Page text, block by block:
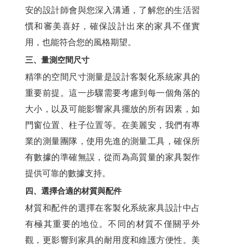
安的設計師會與您深入溝通，了解您的生活習
慣和審美喜好，確保設計出來的家具不僅實
用，也能符合您的風格期望。
三、量測空間尺寸
精準的空間尺寸測量是設計客製化系統家具的
重要前提。這一步驟需要考慮到每一個角落的
大小，以及可能影響家具擺放的所有因素，如
門窗位置、柱子位置等。在美麗安，我們有專
業的測量團隊，使用先進的測量工具，確保所
有數據的準確無誤，從而為高質量的家具製作
提供可靠的數據支持。
四、選擇合適的材質與配件
材質和配件的選擇在客製化系統家具設計中占
有極其重要的地位。不同的材質不僅關乎外
觀，更影響到家具的耐用度和維護方便性。美